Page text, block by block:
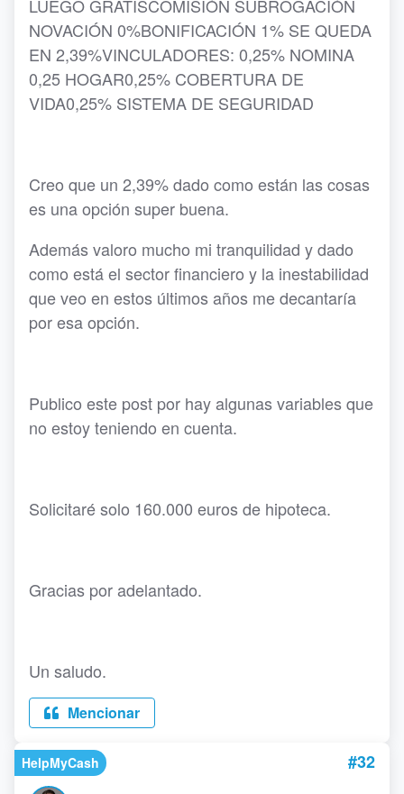
LUEGO GRATISCOMISIÓN SUBROGACIÓN
NOVACIÓN 0%BONIFICACIÓN 1% SE QUEDA
EN 2,39%VINCULADORES: 0,25% NOMINA
0,25 HOGAR0,25% COBERTURA DE
VIDA0,25% SISTEMA DE SEGURIDAD
Creo que un 2,39% dado como están las cosas
es una opción super buena.
Además valoro mucho mi tranquilidad y dado
como está el sector financiero y la inestabilidad
que veo en estos últimos años me decantaría
por esa opción.
Publico este post por hay algunas variables que
no estoy teniendo en cuenta.
Solicitaré solo 160.000 euros de hipoteca.
Gracias por adelantado.
Un saludo.
Mencionar
HelpMyCash #32